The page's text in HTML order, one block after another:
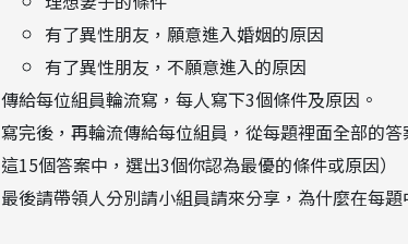
有了異性朋友，願意進入婚姻的原因
有了異性朋友，不願意進入的原因
傳給每位組員輪流寫，每人寫下3個條件及原因。
寫完後，再輪流傳給每位組員，從每題裡面全部的
這15個答案中，選出3個你認為最優的條件或原因）
最後請帶領人分別請小組員請來分享，為什麼在每